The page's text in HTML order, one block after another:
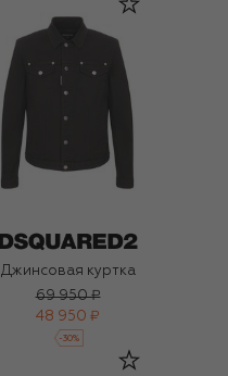
Джинсовая куртка
69 950 ₽
48 950 ₽
-30%